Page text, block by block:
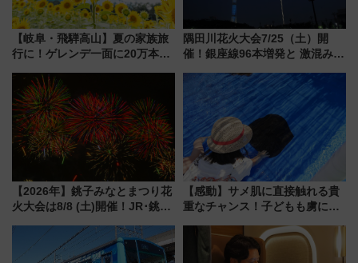
【岐阜・飛騨高山】夏の家族旅
行に！ゲレンデ一面に20万本の
アひまわり園」開園
隅田川花火大会7/25（土）開
催！銀座線96本増発と 激混みの
アクセス攻略法、2万発の花火が
都心の夜に！
【2026年】銚子みなとまつり花
火大会は8/8 (土)開催！JR･銚子
報、利根川に咲く8,000発の大迫
力＆屋台を満喫
【感動】サメ肌に直接触れる貴
重なチャンス！子どもも虜にな
メのタッチングプール」【夏休
み限定企画】